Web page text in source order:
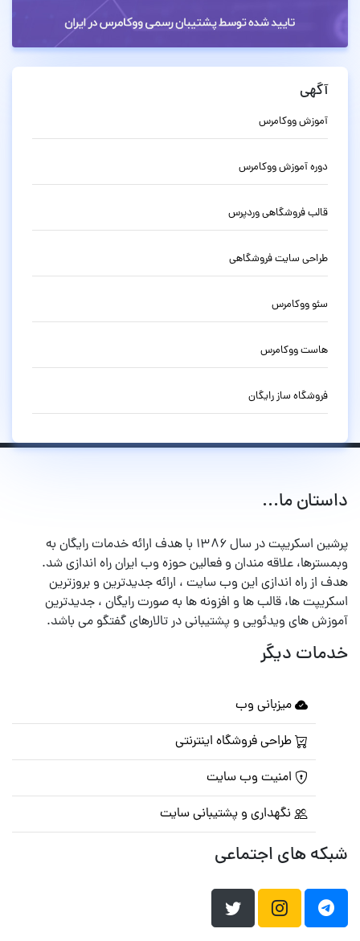
آگهی
آموزش ووکامرس
دوره آموزش ووکامرس
قالب فروشگاهی وردپرس
طراحی سایت فروشگاهی
سئو ووکامرس
هاست ووکامرس
فروشگاه ساز رایگان
داستان ما...
پرشین اسکریپت در سال ۱۳۸۶ با هدف ارائه خدمات رایگان به
وبمسترها، علاقه مندان و فعالین حوزه وب ایران راه اندازی شد.
هدف از راه اندازی این وب سایت ، ارائه جدیدترین و بروزترین
اسکریپت ها، قالب ها و افزونه ها به صورت رایگان ، جدیدترین
آموزش های ویدئویی و پشتیبانی در تالارهای گفتگو می باشد.
خدمات دیگر
میزبانی وب
طراحی فروشگاه اینترنتی
امنیت وب سایت
نگهداری و پشتیبانی سایت
شبکه های اجتماعی